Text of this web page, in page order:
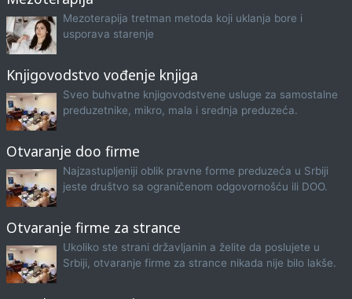
Mezoterapija tretman metoda koji uklanja bore i
usporava starenje
Knjigovodstvo vođenje knjiga
Sveo buhvatne knjigovodstvene usluge za samostalne
preduzetnike, mikro, mala i srednja preduzeća.
Otvaranje doo firme
Najzastupljeniji oblik pravne forme preduzeća u Srbiji
jeste društvo sa ograničenom odgovornošću ili DOO.
Otvaranje firme za strance
Ukoliko ste strani državljanin a želite da poslujete u
Srbiji, otvaranje firme za strance nikada nije bilo lakše.